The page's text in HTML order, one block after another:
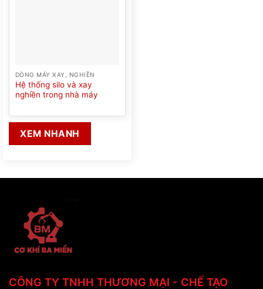
DÒNG MÁY XAY, NGHIỀN
Hệ thống silo và xay
nghiền trong nhà máy
XEM NHANH
CÔNG TY TNHH THƯƠNG MẠI - CHẾ TẠO